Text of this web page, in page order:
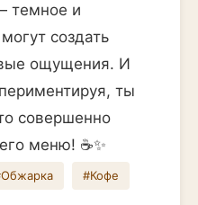
темное и
создать
ощущения. И
ты
совершенно
меню! ☕️✨
#Кофе